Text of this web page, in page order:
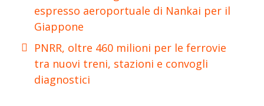
espresso aeroportuale di Nankai per il
Giappone
PNRR, oltre 460 milioni per le ferrovie
tra nuovi treni, stazioni e convogli
diagnostici